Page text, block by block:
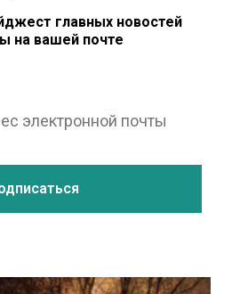
главных новостей
на вашей почте